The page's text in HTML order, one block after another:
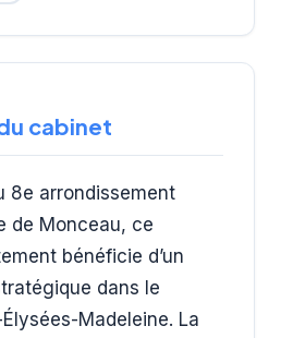
cabinet
8e arrondissement
de Monceau, ce
bénéficie d’un
dans le
Madeleine. La